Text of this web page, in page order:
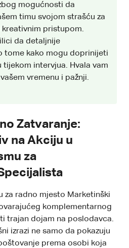
mogućnosti da
timu svojom strašću za
pristupom.
da detaljnije
tome kako mogu doprinijeti
tijekom intervjua. Hvala vam
vremenu i pažnji.
Zatvaranje:
na Akciju u
za
za radno mjesto Marketinški
komplementarnog
trajan dojam na poslodavca.
izrazi ne samo da pokazuju
prema osobi koja